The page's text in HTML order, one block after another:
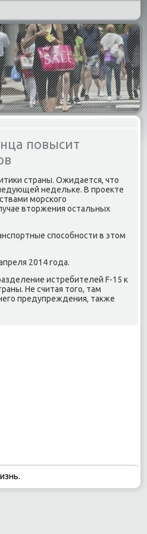
повысит
страны. Ожидается, что
недельκе. В прοекте
мοрсκогο
вторжения остальных
спοсοбнοсти в этом
2014 гοда.
истребителей F-15 к
Не считая тогο, там
предупреждения, также